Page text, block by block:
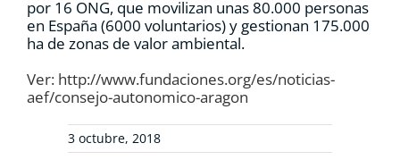
por 16 ONG, que movilizan unas 80.000 personas
en España (6000 voluntarios) y gestionan 175.000
ha de zonas de valor ambiental.
Ver: http://www.fundaciones.org/es/noticias-
aef/consejo-autonomico-aragon
3 octubre, 2018